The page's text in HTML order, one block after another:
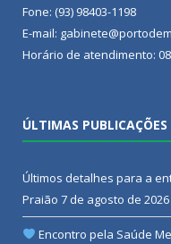
Fone: (93) 98403-1198
E-mail:
Horário de atendimento:
ÚLTIMAS PUBLICAÇÕES
Últimos detalhes para a
Praião 7 de agosto de 2026
Encontro pela Saúde